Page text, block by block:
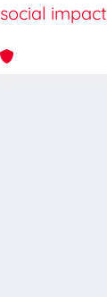
social impact